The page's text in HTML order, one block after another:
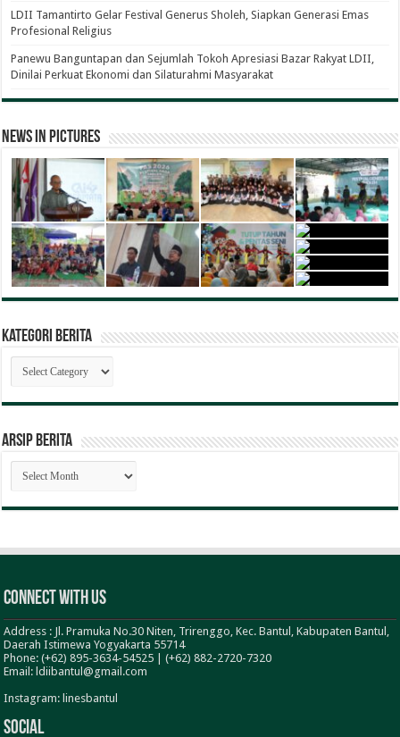
LDII Tamantirto Gelar Festival Generus Sholeh, Siapkan Generasi Emas
Profesional Religius
Panewu Banguntapan dan Sejumlah Tokoh Apresiasi Bazar Rakyat LDII,
Dinilai Perkuat Ekonomi dan Silaturahmi Masyarakat
News in Pictures
Kategori Berita
Kategori
Berita
ARSIP BERITA
ARSIP
BERITA
Connect With Us
Address : Jl. Pramuka No.30 Niten, Trirenggo, Kec. Bantul, Kabupaten Bantul,
Daerah Istimewa Yogyakarta 55714
Phone: (+62) 895-3634-54525 | (+62) 882-2720-7320
Email: ldiibantul@gmail.com
Instagram: linesbantul
Social